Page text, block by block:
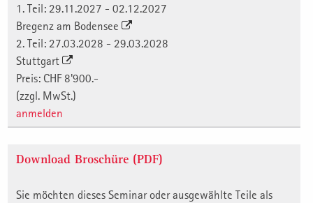
1. Teil: 29.11.2027 - 02.12.2027
Bregenz am Bodensee
2. Teil: 27.03.2028 - 29.03.2028
Stuttgart
Preis: CHF 8'900.-
(zzgl. MwSt.)
anmelden
Download Broschüre (PDF)
Sie möchten dieses Seminar oder ausgewählte Teile als